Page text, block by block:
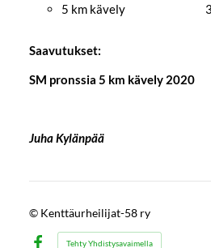
5 km kävely
Saavutukset:
SM pronssia 5 km kävely 2020
Juha Kylänpää
© Kenttäurheilijat-58 ry
Tehty Yhdistysavaimella